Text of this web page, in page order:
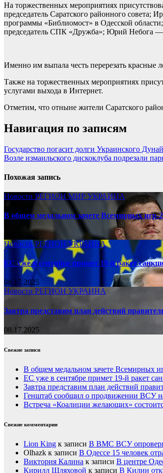
На торжественных мероприятиях
председатель Саратского районного
программы «Библиомост» в Одесской
председатель СПК «Дружба»; Юрий Небога —
Именно им выпала честь перерезать красные
Также на торжественных мероприятиях
услугами выхода в Интернет.
Отметим, что отныне жители Саратского
Навигация по записям
Государство погасит долги Украинского
Возле измаильского дискоклуба подрезали
Похожая запись
Новости РЕГИОНМИР УКРАИНА
В общем медальном зачете Всемирных игр-
08.17.2025
НовостиРЕГИОНУКРАИНА
ЕС уже в сентябре примет 19-й ракет
08.17.2025
Новости РЕГИОН УКРАИНА
Завтра представим план действий
08.17.2025
Свежие записи
В общем медальном зачете Всемирных
ЕС уже в сентябре примет 19-й ракет
Завтра представим план действий
Генштаб сообщил о продвижении ВСУ
Встреча «Коалиции желающих»
Свежие комментарии
Lion King к записи В ВМС ВСУ
Olhazk к записи В Одессе 15 человек
Виктория Калина к записи В центре
Кирилл Шляховой к записи В Килии